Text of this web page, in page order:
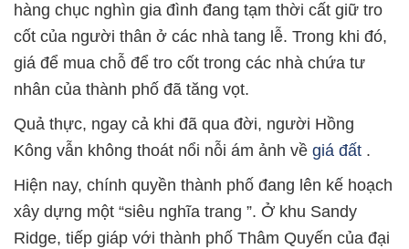
hàng chục nghìn gia đình đang tạm thời cất giữ tro
cốt của người thân ở các nhà tang lễ. Trong khi đó,
giá để mua chỗ để tro cốt trong các nhà chứa tư
nhân của thành phố đã tăng vọt.
Quả thực, ngay cả khi đã qua đời, người Hồng
Kông vẫn không thoát nổi nỗi ám ảnh về giá đất .
Hiện nay, chính quyền thành phố đang lên kế hoạch
xây dựng một “siêu nghĩa trang ”. Ở khu Sandy
Ridge, tiếp giáp với thành phố Thâm Quyến của đại